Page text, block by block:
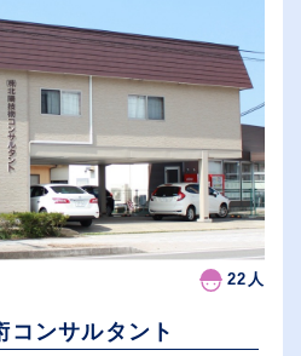
多い順
多い順
22人
ンサルタント